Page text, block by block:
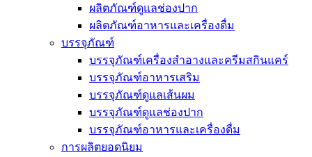
ผลิตภัณฑ์ดูแลช่องปาก
ผลิตภัณฑ์อาหารและเครื่องดื่ม
บรรจุภัณฑ์
บรรจุภัณฑ์เครื่องสำอางและครีมสกินแคร์
บรรจุภัณฑ์อาหารเสริม
บรรจุภัณฑ์ดูแลเส้นผม
บรรจุภัณฑ์ดูแลช่องปาก
บรรจุภัณฑ์อาหารและเครื่องดื่ม
การผลิตยอดนิยม